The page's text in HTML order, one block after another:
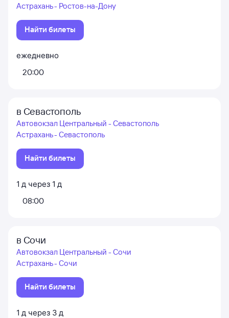
Астрахань - Ростов-на-Дону
Найти билеты
ежедневно
20:00
в Севастополь
Автовокзал Центральный - Севастополь
Астрахань - Севастополь
Найти билеты
1 д через 1 д
08:00
в Сочи
Автовокзал Центральный - Сочи
Астрахань - Сочи
Найти билеты
1 д через 3 д